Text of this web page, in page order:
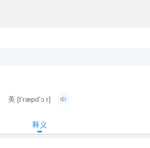
美 [t'ræpd'ɔːr]
释义